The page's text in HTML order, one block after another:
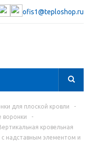
ofis1@teploshop.ru
для плоской кровли
-
воронки
-
кровельная
надставным элементом и